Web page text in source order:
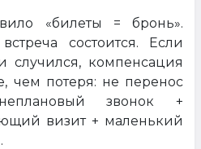
«билеты = бронь».
состоится. Если
случился, компенсация
чем потеря: не перенос
звонок +
визит + маленький